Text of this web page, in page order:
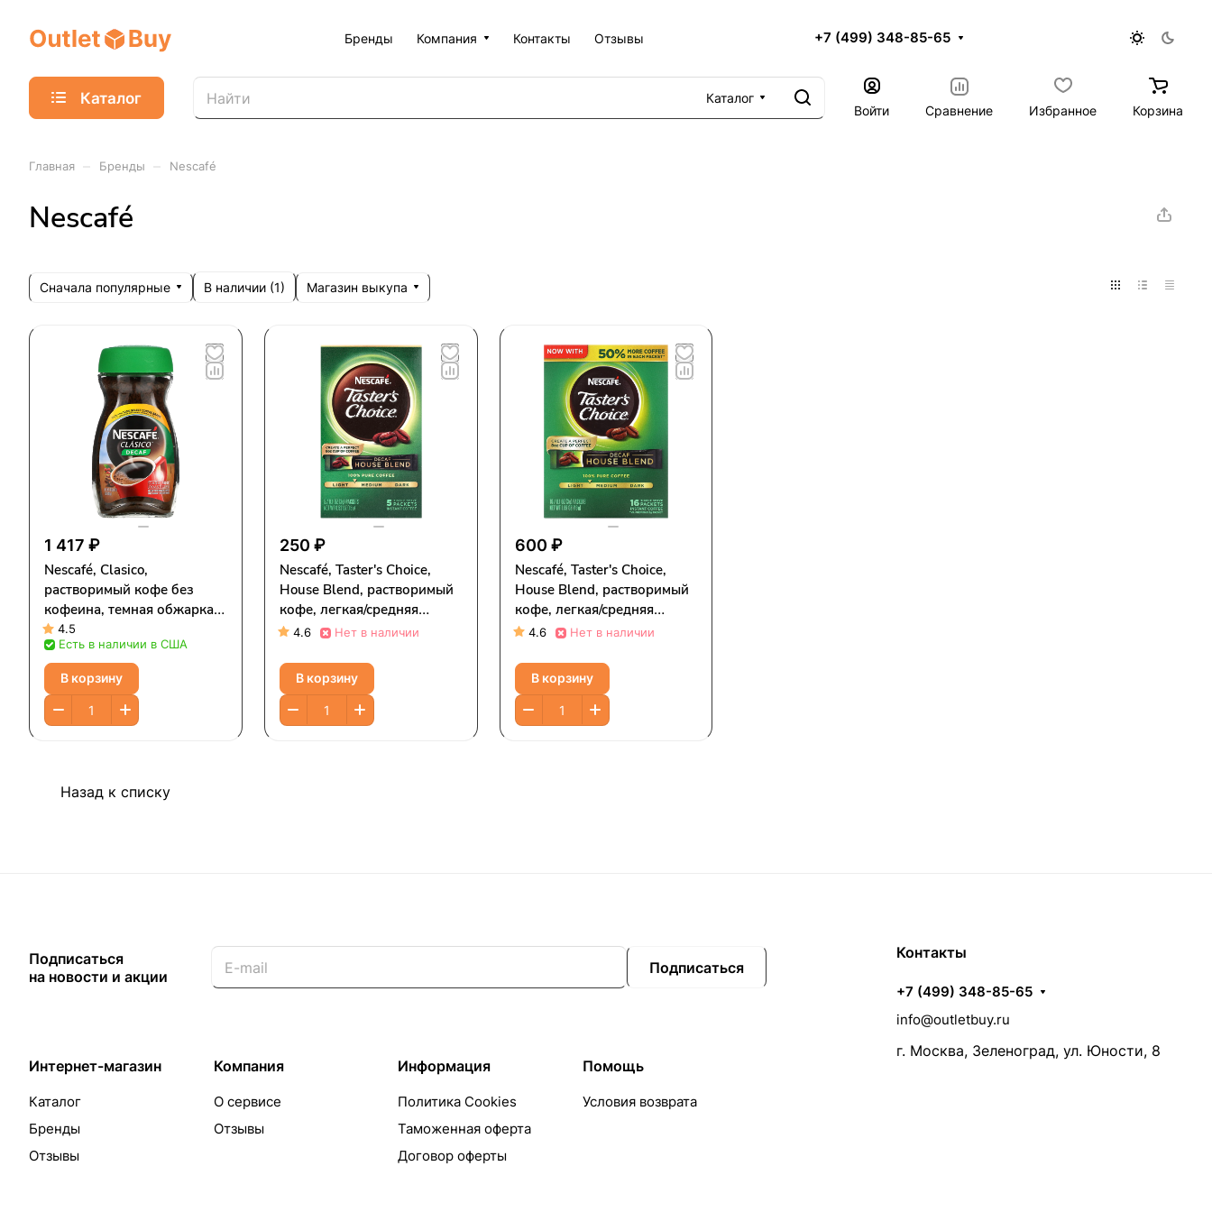
Бренды Компания Контакты Отзывы +7 (499) 348-85-65
Каталог
Каталог
Войти
Сравнение Избранное Корзина
Главная Бренды Nescafé
Nescafé
Сначала популярные В наличии (1) Магазин выкупа
1 417 ₽
Nescafé, Clasico,
растворимый кофе без
кофеина, темная обжарка,
без кофеина, 200 г (7
унций)
4.5
Есть в наличии в США
В корзину
250 ₽
Nescafé, Taster's Choice,
House Blend, растворимый
кофе, легкая/средняя
обжарка, без кофеина, 5
унции)
4.6 Нет в наличии
В корзину
600 ₽
Nescafé, Taster's Choice,
House Blend, растворимый
кофе, легкая/средняя
обжарка, без кофеина, 16
унции)
4.6 Нет в наличии
В корзину
Назад к списку
Подписаться
на новости и акции
Подписаться
Интернет-магазин
Каталог
Бренды
Отзывы
Компания
О сервисе
Отзывы
Информация
Политика Cookies
Таможенная оферта
Договор оферты
Помощь
Условия возврата
Контакты
+7 (499) 348-85-65
info@outletbuy.ru
г. Москва, Зеленоград, ул. Юности, 8